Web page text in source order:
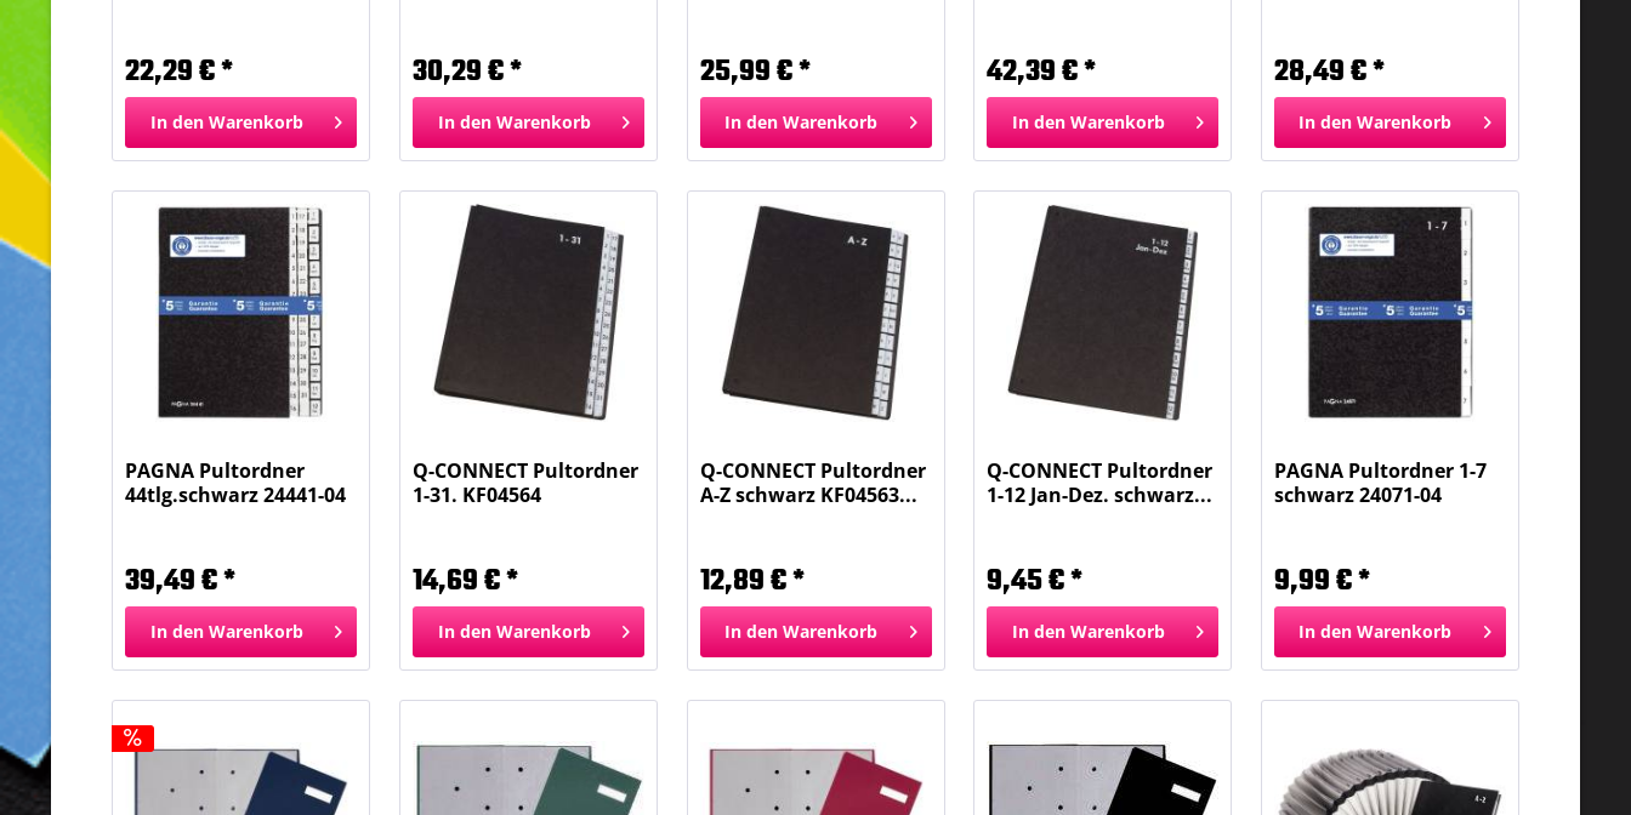
22,29 € *
In den Warenkorb
30,29 € *
In den Warenkorb
25,99 € *
In den Warenkorb
42,39 € *
In den Warenkorb
28,49 € *
In den Warenkorb
PAGNA Pultordner
44tlg.schwarz 24441-04
39,49 € *
In den Warenkorb
Q-CONNECT Pultordner
1-31. KF04564
14,69 € *
In den Warenkorb
Q-CONNECT Pultordner
A-Z schwarz KF04563...
12,89 € *
In den Warenkorb
Q-CONNECT Pultordner
1-12 Jan-Dez. schwarz...
9,45 € *
In den Warenkorb
PAGNA Pultordner 1-7
schwarz 24071-04
9,99 € *
In den Warenkorb